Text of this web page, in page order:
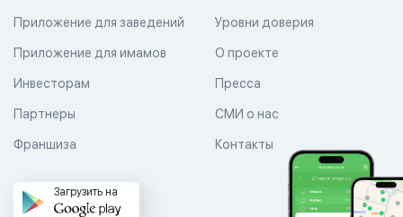
Уровни доверия
Приложение для заведений
Приложение для имамов О проекте
Пресса
СМИ о нас
Контакты
Инвесторам
Партнеры
Франшиза
Загрузить на